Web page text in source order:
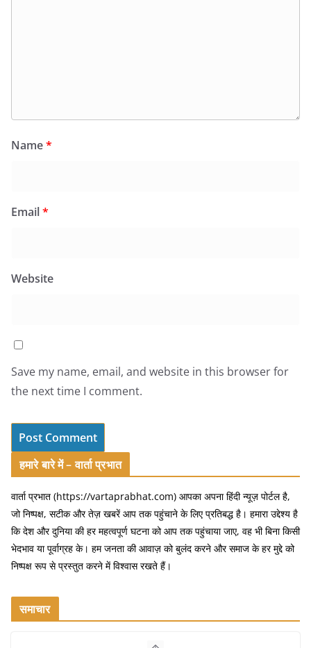
Name*
Email*
Website
Save my name, email, and website in this browser for
the next time I comment.
हमारे बारे में – वार्ता प्रभात
वार्ता प्रभात (https://vartaprabhat.com) आपका अपना हिंदी न्यूज़ पोर्टल है,
जो निष्पक्ष, सटीक और तेज़ खबरें आप तक पहुंचाने के लिए प्रतिबद्ध है। हमारा उद्देश्य है
कि देश और दुनिया की हर महत्वपूर्ण घटना को आप तक पहुंचाया जाए, वह भी बिना किसी
भेदभाव या पूर्वाग्रह के। हम जनता की आवाज़ को बुलंद करने और समाज के हर मुद्दे को
निष्पक्ष रूप से प्रस्तुत करने में विश्वास रखते हैं।
समाचार